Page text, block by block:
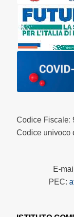
Codice Fiscale:
Codice univoco
E-
PEC: